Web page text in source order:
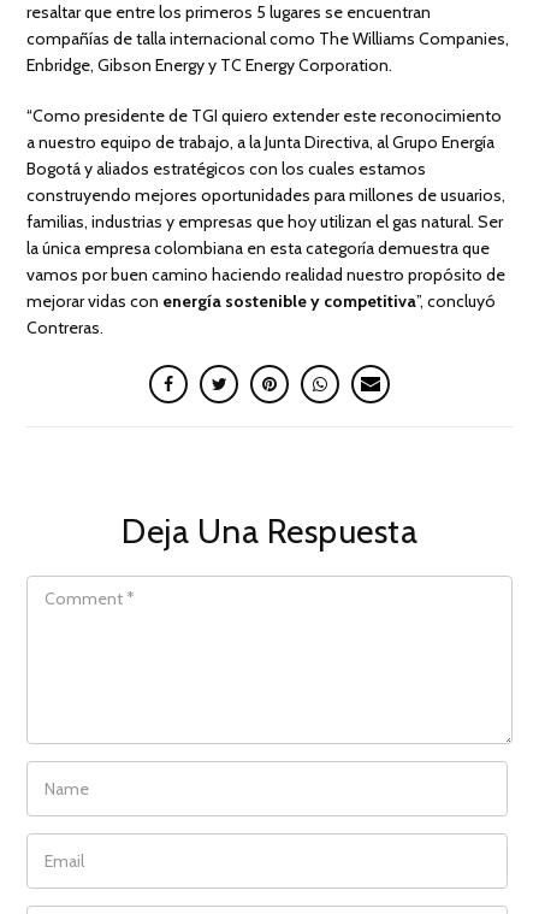
resaltar que entre los primeros 5 lugares se encuentran
compañías de talla internacional como The Williams Companies,
Enbridge, Gibson Energy y TC Energy Corporation.
“Como presidente de TGI quiero extender este reconocimiento
a nuestro equipo de trabajo, a la Junta Directiva, al Grupo Energía
Bogotá y aliados estratégicos con los cuales estamos
construyendo mejores oportunidades para millones de usuarios,
familias, industrias y empresas que hoy utilizan el gas natural. Ser
la única empresa colombiana en esta categoría demuestra que
vamos por buen camino haciendo realidad nuestro propósito de
mejorar vidas con energía sostenible y competitiva”, concluyó
Contreras.
Deja Una Respuesta
COMMENT
NAME
EMAIL